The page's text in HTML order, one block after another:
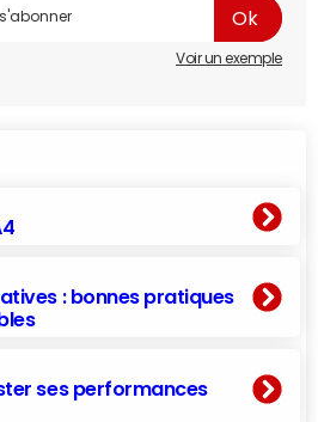
Voir un exemple
: bonnes pratiques
ses performances